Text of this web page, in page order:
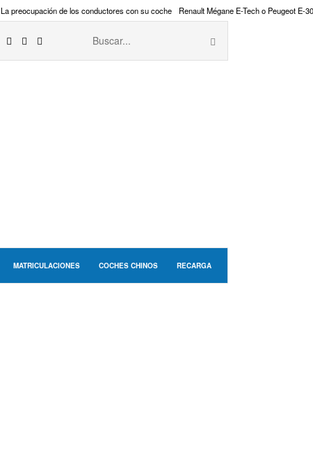
La preocupación de los conductores con su coche Renault Mégane E-Tech o Peugeot E-
MATRICULACIONES COCHES CHINOS RECARGA